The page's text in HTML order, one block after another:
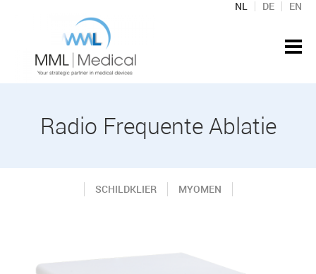
NL DE EN
Radio Frequente Ablatie
SCHILDKLIER MYOMEN